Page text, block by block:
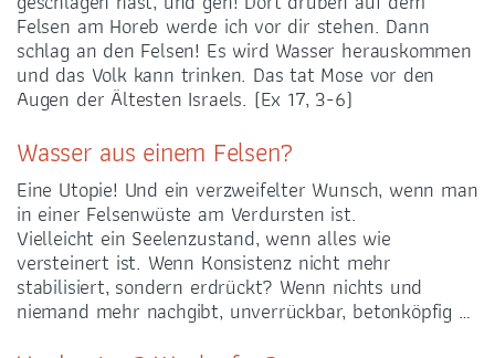
Felsen am Horeb werde ich vor dir stehen. Dann
schlag an den Felsen! Es wird Wasser herauskommen
und das Volk kann trinken. Das tat Mose vor den
Augen der Ältesten Israels. (Ex 17, 3-6)
Wasser aus einem Felsen?
Eine Utopie! Und ein verzweifelter Wunsch, wenn man
in einer Felsenwüste am Verdursten ist.
Vielleicht ein Seelenzustand, wenn alles wie
versteinert ist. Wenn Konsistenz nicht mehr
stabilisiert, sondern erdrückt? Wenn nichts und
niemand mehr nachgibt, unverrückbar, betonköpfig …